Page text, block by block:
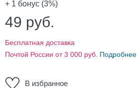
+ 1 бонус (3%)
49 руб.
Бесплатная доставка
Почтой России от 3 000 руб. Подробнее
В избранное